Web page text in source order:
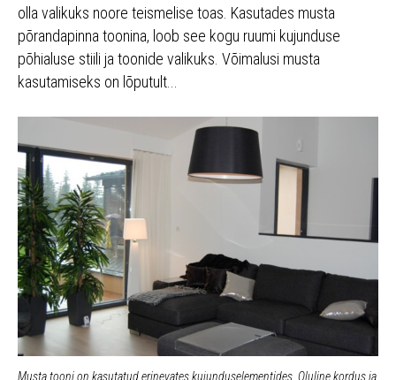
olla valikuks noore teismelise toas. Kasutades musta
põrandapinna toonina, loob see kogu ruumi kujunduse
põhialuse stiili ja toonide valikuks. Võimalusi musta
kasutamiseks on lõputult...
Musta tooni on kasutatud erinevates kujunduselementides. Oluline kordus ja